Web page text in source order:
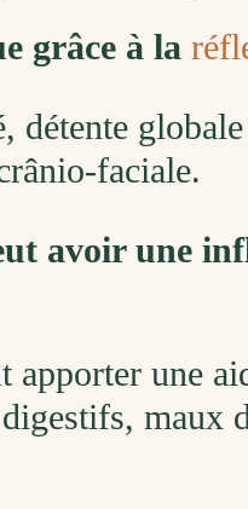
grâce à la
détente
faciale.
avoir une
apporter une
maux